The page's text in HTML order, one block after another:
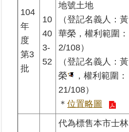
104
年
度
第3
批
10
40
3-
52
地號土地
（登記名義人：黃
華榮，權利範圍：
2/108）
（登記名義人：黃
榮
，權利範圍：
21/108）
＊ 位置略圖
代為標售本市士林